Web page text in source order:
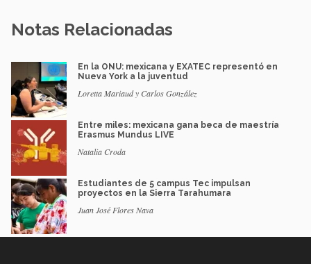
Notas Relacionadas
En la ONU: mexicana y EXATEC representó en
Nueva York a la juventud
Loretta Mariaud y Carlos González
Entre miles: mexicana gana beca de maestría
Erasmus Mundus LIVE
Natalia Croda
Estudiantes de 5 campus Tec impulsan
proyectos en la Sierra Tarahumara
Juan José Flores Nava